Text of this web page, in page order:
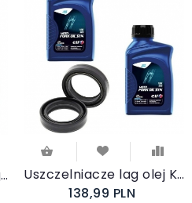
Uszczelniacze lag + olej Kawasaki KLE 650 VERSYS 2007-2018 55-119
Uszczelniacze lag olej Kawasaki EX 500 NINJA 2024-2026
138,99 PLN